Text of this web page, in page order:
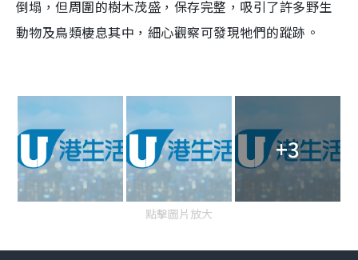
倒塌，但周圍的樹木茂盛，保存完整，吸引了許多野生
動物及鳥類棲息其中，細心觀察可發現牠們的蹤跡。
+3
點擊圖片放大